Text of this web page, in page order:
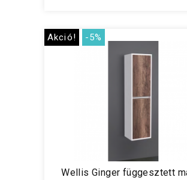
Akció! -5%
Wellis Ginger függesztett